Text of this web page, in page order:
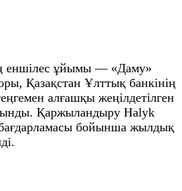
еншілес ұйымы — «Даму»
Қазақстан Ұлттық банкінің
алғашқы жеңілдетілген
Қаржыландыру Halyk
бойынша жылдық